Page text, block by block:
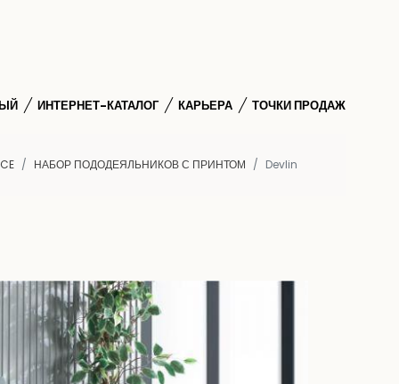
ИНТЕРНЕТ-КАТАЛОГ КАРЬЕРА ТОЧКИ ПРОДАЖ
НАБОР ПОДОДЕЯЛЬНИКОВ С ПРИНТОМ Devlin